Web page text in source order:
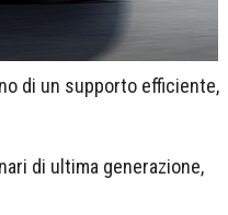
di un supporto efficiente,
di ultima generazione,